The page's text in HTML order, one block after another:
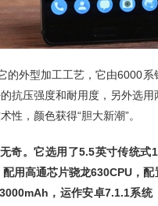
的外型加工工艺，它由6000系
抗压强度和耐用度，另外选用
性，颜色获得“胆大新潮”。
奇。它选用了5.5英寸传统式
用高通芯片骁龙630CPU，
，运作安卓7.1.1系统